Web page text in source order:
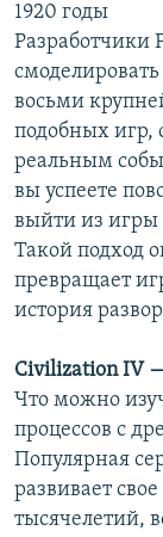
1920 годы
Разработчики
восьми
подобных игр,
реальным
вы успеете
выйти из игры
Такой подход
превращает
история
Civilization IV
Что можно
процессов с
Популярная
развивает
тысячелетий,